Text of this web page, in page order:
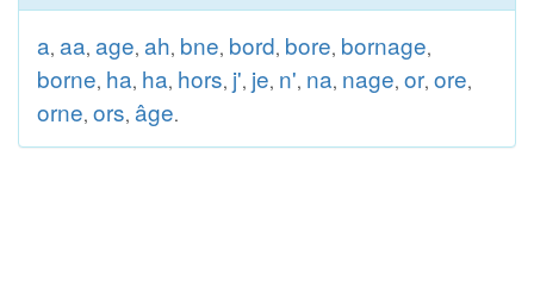
a, aa, age, ah, bne, bord, bore, bornage,
borne, ha, ha, hors, j', je, n', na, nage, or, ore,
orne, ors, âge.